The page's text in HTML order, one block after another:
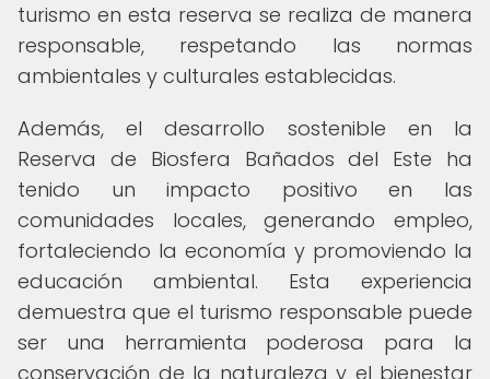
turismo en esta reserva se realiza de manera
responsable, respetando las normas
ambientales y culturales establecidas.
Además, el desarrollo sostenible en la
Reserva de Biosfera Bañados del Este ha
tenido un impacto positivo en las
comunidades locales, generando empleo,
fortaleciendo la economía y promoviendo la
educación ambiental. Esta experiencia
demuestra que el turismo responsable puede
ser una herramienta poderosa para la
conservación de la naturaleza y el bienestar